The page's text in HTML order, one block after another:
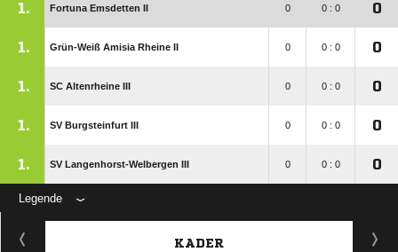
1. Fortuna Emsdetten II 0 0 : 0 0
1. Grün-Weiß Amisia Rheine II 0 0 : 0 0
1. SC Altenrheine III 0 0 : 0 0
1. SV Burgsteinfurt III 0 0 : 0 0
1. SV Langenhorst-Welbergen III 0 0 : 0 0
Legende
KADER